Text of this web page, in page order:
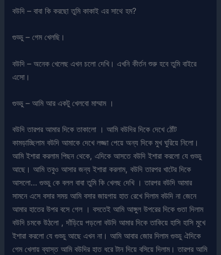
বউদি – বাবা কি করছো তুমি কাকাই এর সাথে হম?
গুড্ডু – গেম খেলছি।
বউদি – অনেক খেলেছ এখন চলো দেখি। এখনি কীর্তন শুরু হবে তুমি বাইরে
এসো।
গুড্ডু – আমি আর একটু খেলবো মাম্মাম ।
বউদি তারপর আমার দিকে তাকালো । আমি বউদির দিকে দেখে ঠোঁট
কামড়াচ্ছিলাম বউদি আমাকে দেখে লজ্জা পেয়ে অন্য দিকে মুখ ঘুরিয়ে নিলো।
আমি ইশারা করলাম পিছন থেকে, এদিকে আসতে বউদি ইশারা করলো যে গুড্ডু
আছে। আমি তবুও আসার জন্য ইশারা করলাম, বউদি তারপর খাটের দিকে
আসলো… গুড্ডু কে বলল বাবা তুমি কি খেলছ দেখি । তারপর বউদি আমার
সামনে এসে বসার সময় আমি বসার জায়গায় হাত রেখে দিলাম বউদি না জেনে
আমার হাতের উপর বসে গেল । বসতেই আমি আঙ্গুল উপরের দিকে গুতা দিলাম
বউদি চমকে উঠলো , দাঁড়িয়ে পড়লো বউদি আমার দিকে তাকিয়ে হাসি হাসি মুখে
ইশারা করলো যে গুড্ডু আছে এখন না। আমি আবার জোর দিলাম গুড্ডু ঐদিকে
গেম খেলায় ব্যাস্ত আমি বউদির হাত ধরে টান দিয়ে বসিয়ে দিলাম। তারপর আমি